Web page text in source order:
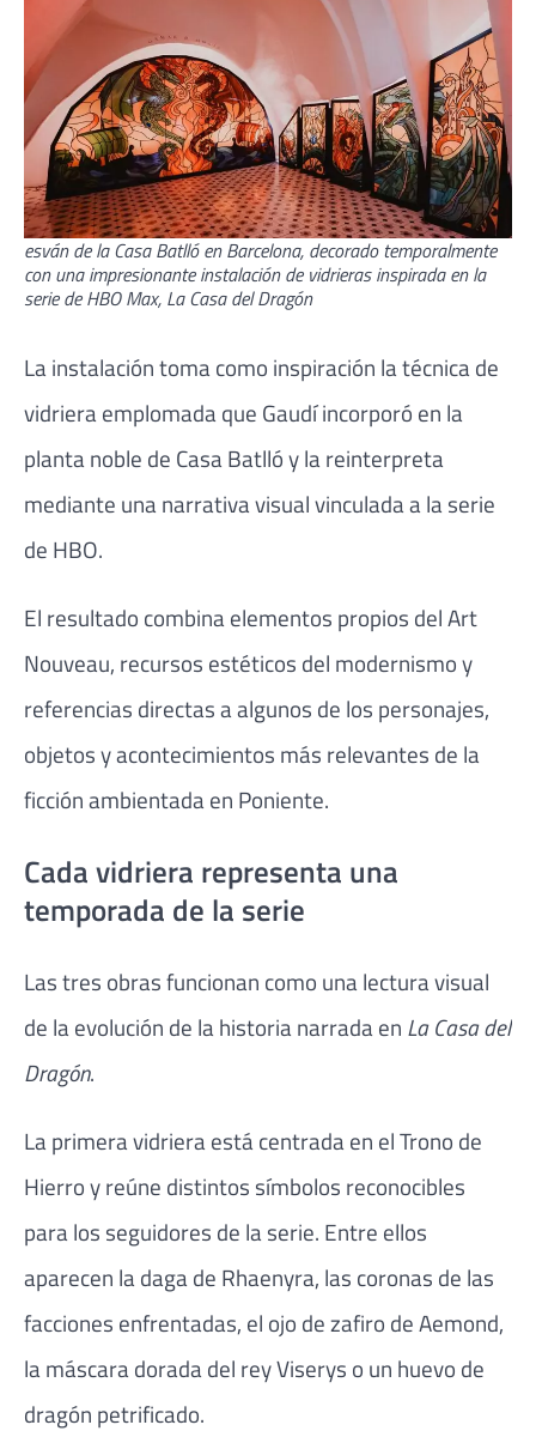
esván de la Casa Batlló en Barcelona, decorado temporalmente
con una impresionante instalación de vidrieras inspirada en la
serie de HBO Max, La Casa del Dragón
La instalación toma como inspiración la técnica de
vidriera emplomada que Gaudí incorporó en la
planta noble de Casa Batlló y la reinterpreta
mediante una narrativa visual vinculada a la serie
de HBO.
El resultado combina elementos propios del Art
Nouveau, recursos estéticos del modernismo y
referencias directas a algunos de los personajes,
objetos y acontecimientos más relevantes de la
ficción ambientada en Poniente.
Cada vidriera representa una
temporada de la serie
Las tres obras funcionan como una lectura visual
de la evolución de la historia narrada en La Casa del
Dragón.
La primera vidriera está centrada en el Trono de
Hierro y reúne distintos símbolos reconocibles
para los seguidores de la serie. Entre ellos
aparecen la daga de Rhaenyra, las coronas de las
facciones enfrentadas, el ojo de zafiro de Aemond,
la máscara dorada del rey Viserys o un huevo de
dragón petrificado.